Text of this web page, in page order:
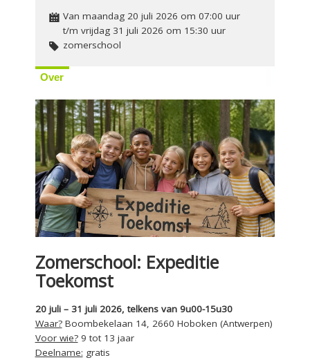
Van maandag 20 juli 2026 om 07:00 uur
t/m vrijdag 31 juli 2026 om 15:30 uur
zomerschool
Over
Zomerschool: Expeditie
Toekomst
20 juli – 31 juli 2026, telkens van 9u00-15u30
Waar?Boombekelaan 14, 2660 Hoboken (Antwerpen)
Voor wie?9 tot 13 jaar
Deelname: gratis